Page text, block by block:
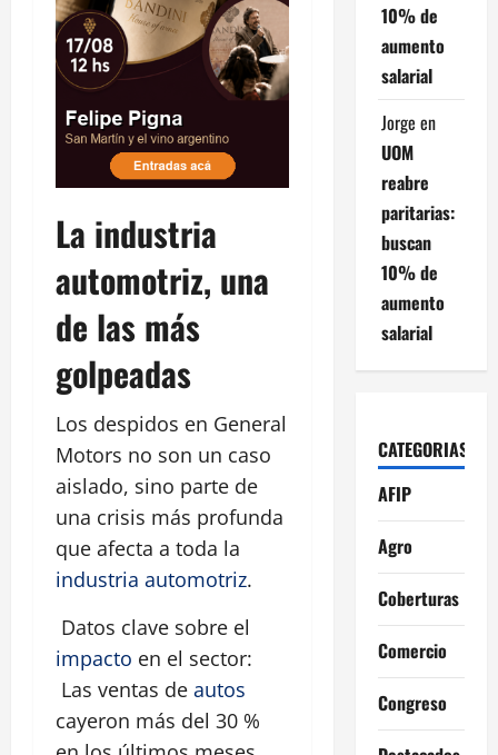
La industria
automotriz, una
de las más
golpeadas
Los despidos en General
Motors no son un caso
aislado, sino parte de
una crisis más profunda
que afecta a toda la
industria automotriz.
Datos clave sobre el
impacto en el sector:
Las ventas de autos
cayeron más del 30 %
10% de
aumento
salarial
Jorge en
UOM
reabre
paritarias:
buscan
10% de
aumento
salarial
CATEGORIAS
AFIP
Agro
Coberturas
Comercio
Congreso